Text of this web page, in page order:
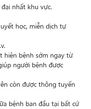
nhất khu vực.
học, miễn dịch tự
hiện bệnh sớm ngay từ
người bệnh được
còn được thông tuyến
bệnh ban đầu tại bất cứ